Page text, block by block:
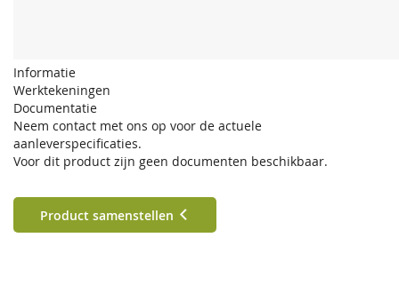
Informatie
Werktekeningen
Documentatie
Neem contact met ons op voor de actuele
aanleverspecificaties.
Voor dit product zijn geen documenten beschikbaar.
Product samenstellen